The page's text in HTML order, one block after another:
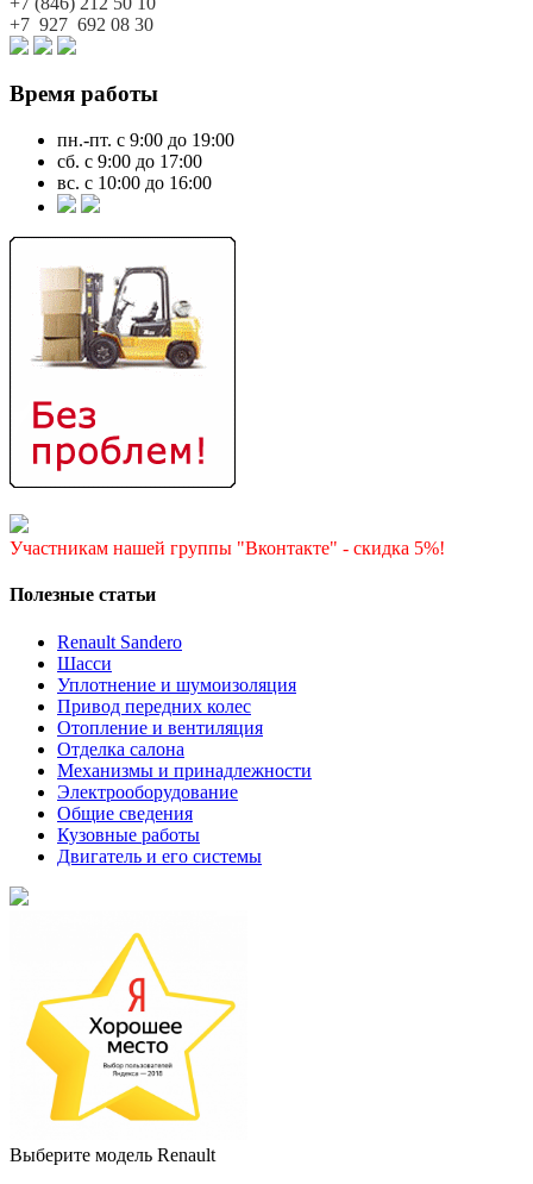
+7 927 692 08 30
Время работы
пн.-пт. с 9:00 до 19:00
сб. с 9:00 до 17:00
вс. с 10:00 до 16:00
Участникам нашей группы "Вконтакте" - скидка 5%!
Полезные статьи
Renault Sandero
Шасси
Уплотнение и шумоизоляция
Привод передних колес
Отопление и вентиляция
Отделка салона
Механизмы и принадлежности
Электрооборудование
Общие сведения
Кузовные работы
Двигатель и его системы
Выберите модель Renault